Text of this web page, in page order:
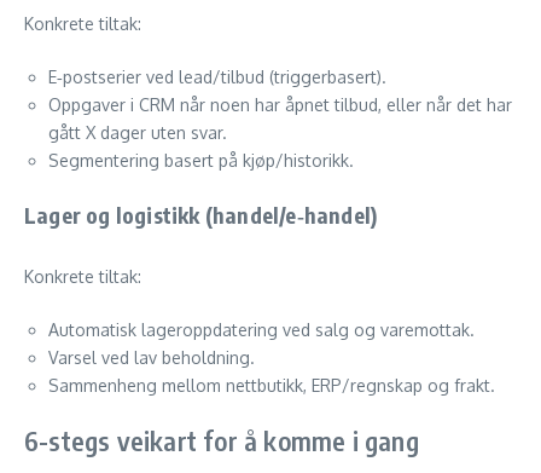
Konkrete tiltak:
E‑postserier ved lead/tilbud (triggerbasert).
Oppgaver i CRM når noen har åpnet tilbud, eller når det har
gått X dager uten svar.
Segmentering basert på kjøp/historikk.
Lager og logistikk (handel/e‑handel)
Konkrete tiltak:
Automatisk lageroppdatering ved salg og varemottak.
Varsel ved lav beholdning.
Sammenheng mellom nettbutikk, ERP/regnskap og frakt.
6-stegs veikart for å komme i gang